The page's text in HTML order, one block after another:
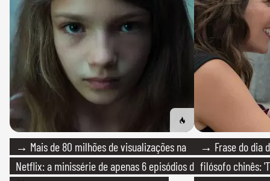
→ Mais de 80 milhões de visualizações na
Netflix: a minissérie de apenas 6 episódios de
→ Frase do dia
filósofo chinês: